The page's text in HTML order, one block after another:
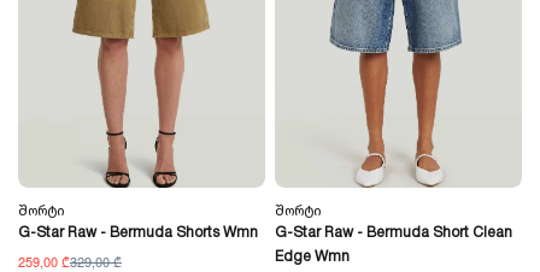
Შორტი
G-Star Raw - Bermuda Shorts Wmn
259,00 ₾329,00 ₾
Შორტი
G-Star Raw - Bermuda Short Clean
Edge Wmn